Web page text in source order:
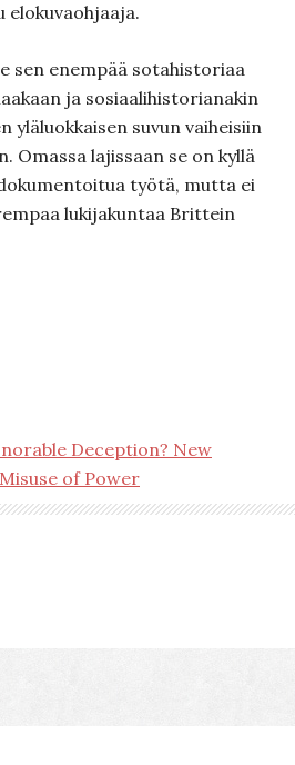
sen enempää sotahistoriaa
ja sosiaalihistorianakin
yläluokkaisen suvun vaiheisiin
Omassa lajissaan se on kyllä
työtä, mutta ei
lukija­kuntaa Brit­tein
Deception? New
of Power